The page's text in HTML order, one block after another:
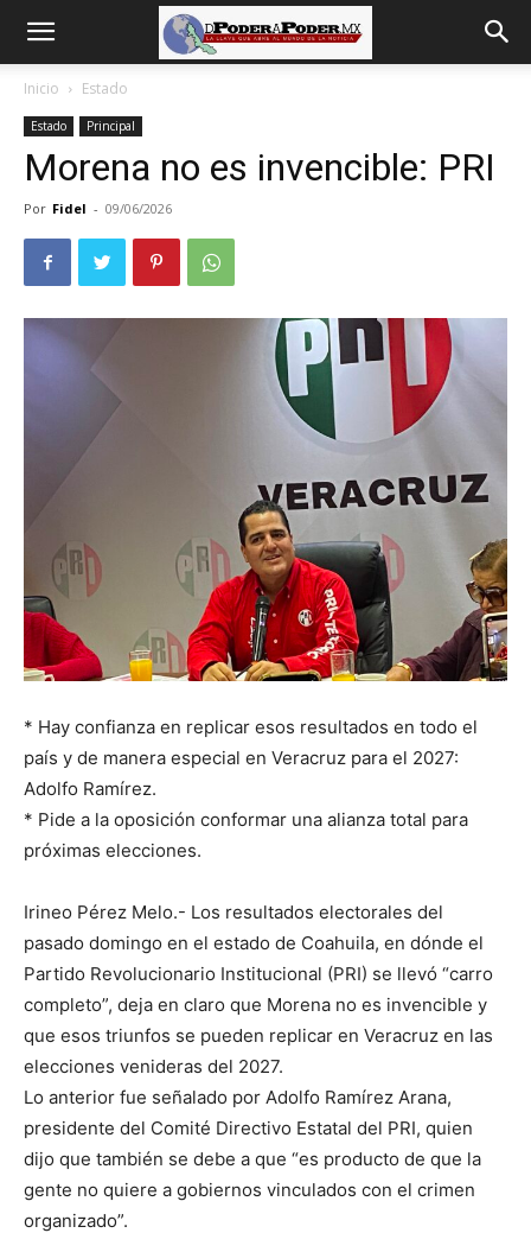
poder
Poder
Inicio Estado
Estado Principal
Morena no es invencible: PRI
Por Fidel - 09/06/2026
* Hay confianza en replicar esos resultados en todo el
país y de manera especial en Veracruz para el 2027:
Adolfo Ramírez.
* Pide a la oposición conformar una alianza total para
próximas elecciones.
Irineo Pérez Melo.- Los resultados electorales del
pasado domingo en el estado de Coahuila, en dónde el
Partido Revolucionario Institucional (PRI) se llevó “carro
completo”, deja en claro que Morena no es invencible y
que esos triunfos se pueden replicar en Veracruz en las
elecciones venideras del 2027.
Lo anterior fue señalado por Adolfo Ramírez Arana,
presidente del Comité Directivo Estatal del PRI, quien
dijo que también se debe a que “es producto de que la
gente no quiere a gobiernos vinculados con el crimen
organizado”.